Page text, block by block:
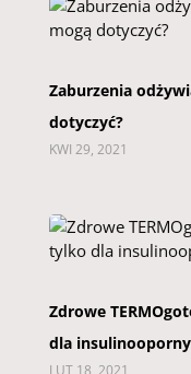
Zaburzenia
dotyczyć?
KWI 29, 2021
Zdrowe
dla
LUT 18, 2021